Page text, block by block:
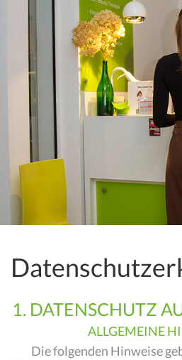
1. DATENSCHUTZ
ALLGEMEINE
Die folgenden Hinweise